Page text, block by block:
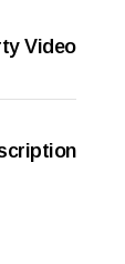
Video